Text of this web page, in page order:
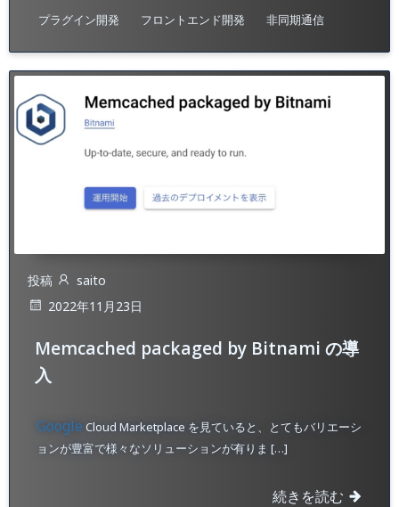
プラグイン開発 フロントエンド開発 非同期通信
投稿
saito
2022年11月23日
Memcached packaged by Bitnami の導
入
Google Cloud Marketplace を見ていると、とてもバリエーシ
ョンが豊富で様々なソリューションが有りま […]
続きを読む